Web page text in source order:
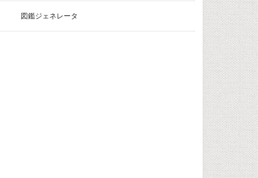
図鑑ジェネレータ